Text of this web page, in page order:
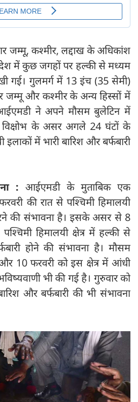
जम्मू, कश्मीर, लद्दाख के अधिकांश
में कुछ जगहों पर हल्की से मध्यम
गई। गुलमर्ग में 13 इंच (35 सेमी)
जम्मू और कश्मीर के अन्य हिस्सों में
आईएमडी ने अपने मौसम बुलेटिन में
विक्षोभ के असर अगले 24 घंटों के
इलाकों में भारी बारिश और बर्फबारी
: आईएमडी के मुताबिक एक
की रात से पश्चिमी हिमालयी
की संभावना है। इसके असर से 8
हिमालयी क्षेत्र में हल्की से
होने की संभावना है। मौसम
10 फरवरी को इस क्षेत्र में आंधी
भी की गई है। गुरुवार को
और बर्फबारी की भी संभावना